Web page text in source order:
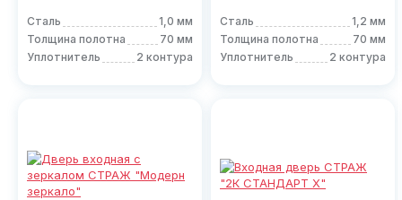
Сталь
1,0 мм
Толщина полотна
70 мм
Уплотнитель
2 контура
Сталь
1,2 мм
Толщина полотна
70 мм
Уплотнитель
2 контура